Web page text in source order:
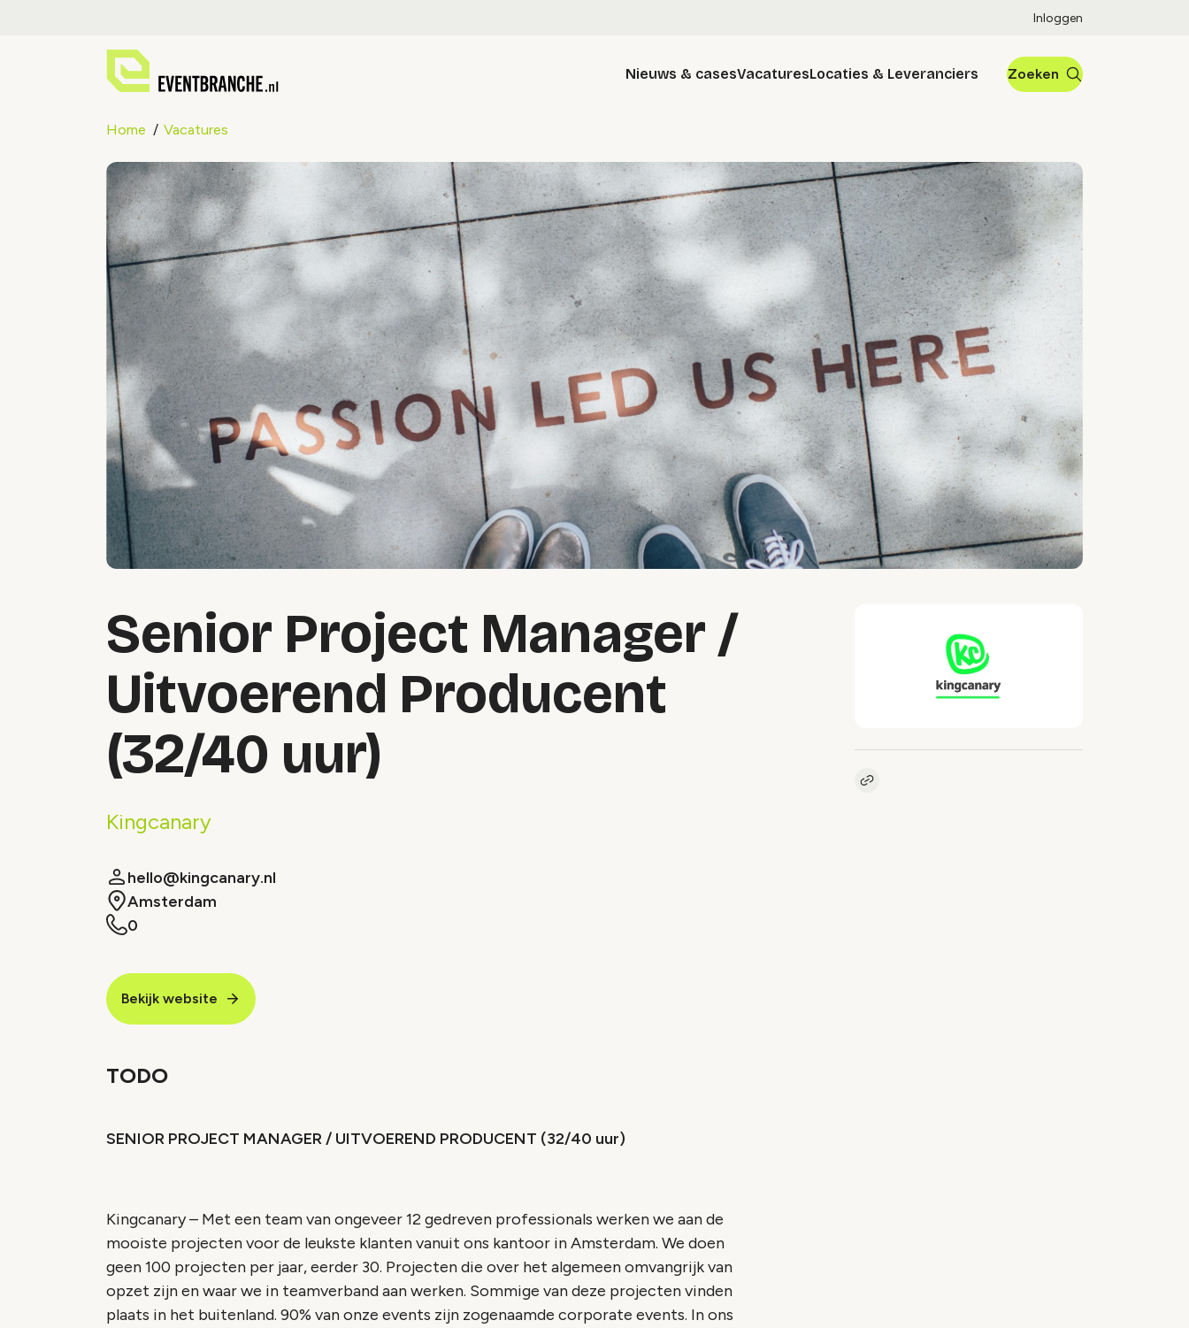
Inloggen
Nieuws & casesVacaturesLocaties & Leveranciers Zoeken
Home Vacatures
Senior Project Manager /
Uitvoerend Producent
(32/40 uur)
Kingcanary
hello@kingcanary.nl
Amsterdam
0
Bekijk website
Kopieer link naar vacature
TODO
SENIOR PROJECT MANAGER / UITVOEREND PRODUCENT (32/40 uur)
Kingcanary – Met een team van ongeveer 12 gedreven professionals werken we aan de
mooiste projecten voor de leukste klanten vanuit ons kantoor in Amsterdam. We doen
geen 100 projecten per jaar, eerder 30. Projecten die over het algemeen omvangrijk van
opzet zijn en waar we in teamverband aan werken. Sommige van deze projecten vinden
plaats in het buitenland. 90% van onze events zijn zogenaamde corporate events. In ons